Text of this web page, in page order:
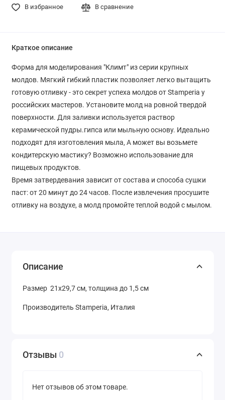
В избранное В сравнение
Краткое описание
Форма для моделирования "Климт" из серии крупных
молдов. Мягкий гибкий пластик позволяет легко вытащить
готовую отливку - это секрет успеха молдов от Stamperia у
российских мастеров. Установите молд на ровной твердой
поверхности. Для заливки используется раствор
керамической пудры.гипса или мыльную основу. Идеально
подходят для изготовления мыла, А может вы возьмете
кондитерскую мастику? Возможно использование для
пищевых продуктов.
Время затвердевания зависит от состава и способа сушки
паст: от 20 минут до 24 часов. После извлечения просушите
отливку на воздухе, а молд промойте теплой водой с мылом.
Описание
Размер 21х29,7 см, толщина до 1,5 см
Производитель Stamperia, Италия
Отзывы 0
Нет отзывов об этом товаре.